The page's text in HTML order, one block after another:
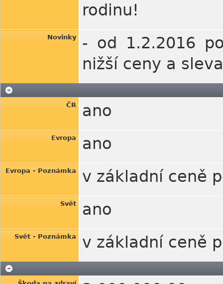
rodinu!
Novinky
- od 1.2.2016
nižší ceny a
ČR ano
Evropa ano
Evropa - Poznámka v základní ceně
Svět ano
Svět - Poznámka v základní ceně